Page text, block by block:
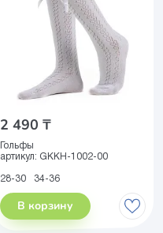
2 490 ₸
Гольфы
артикул: GKKH-1002-00
28-30 34-36
В корзину